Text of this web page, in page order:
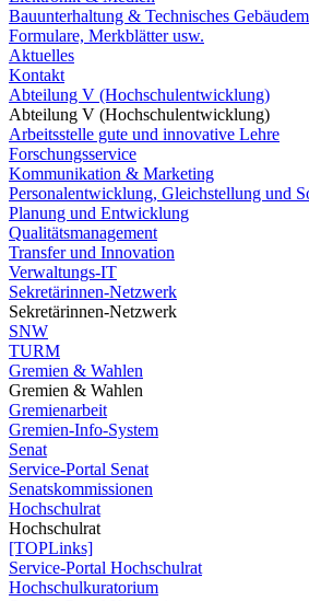
Bauunterhaltung & Technisches
Formulare, Merkblätter usw.
Aktuelles
Kontakt
Abteilung V (Hochschulentwicklung)
Abteilung V (Hochschulentwicklung)
Arbeitsstelle gute und innovative Lehre
Forschungsservice
Kommunikation & Marketing
Personalentwicklung, Gleichstellung und
Planung und Entwicklung
Qualitätsmanagement
Transfer und Innovation
Verwaltungs-IT
Sekretärinnen-Netzwerk
Sekretärinnen-Netzwerk
SNW
TURM
Gremien & Wahlen
Gremien & Wahlen
Gremienarbeit
Gremien-Info-System
Senat
Service-Portal Senat
Senatskommissionen
Hochschulrat
Hochschulrat
[TOPLinks]
Service-Portal Hochschulrat
Hochschulkuratorium